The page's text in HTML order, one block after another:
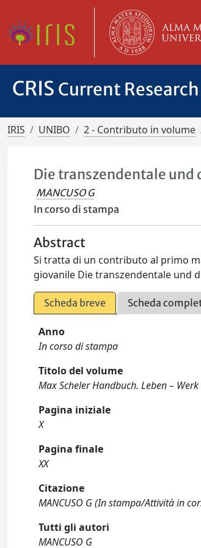
CRIS Current
IRIS UNIBO 2 - Contributo in volume
Die transzendentale und
MANCUSO G
In corso di stampa
Abstract
Si tratta di un contributo al primo
giovanile Die transzendentale und
Scheda breve Scheda
Anno
In corso di stampa
Titolo del volume
Max Scheler Handbuch. Leben –
Pagina iniziale
X
Pagina finale
XX
Citazione
MANCUSO G (In stampa/Attività in
Tutti gli autori
MANCUSO G